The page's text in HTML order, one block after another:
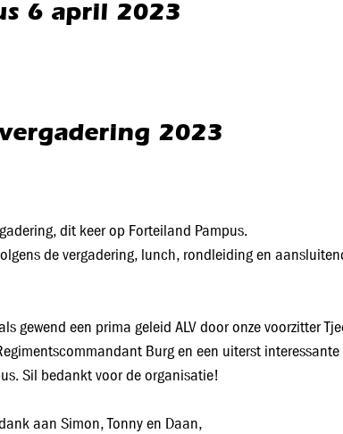
6 april 2023
2023
dit keer op Forteiland Pampus.
de vergadering, lunch, rondleiding en
gewend een prima geleid ALV door onze voorzitter
Burg en een uiterst
Sil bedankt voor de organisatie!
aan Simon, Tonny en Daan,